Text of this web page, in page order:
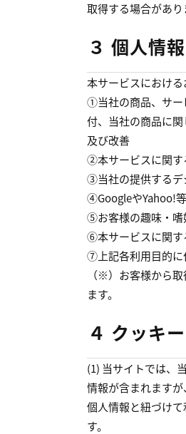
取得する場合があり
３ 個人情
本サービスにおける
①当社の商品、サー
付、当社の商品に
及び改善
②本サービスに関す
③当社の提供するデ
④GoogleやYahoo!
⑤お客様の趣味・嗜
⑥本サービスに関す
⑦上記各利用目的に
（※）お客様から
ます。
４ クッキ
(1) 当サイトでは、
情報が含まれます
個人情報と紐づけ
す。